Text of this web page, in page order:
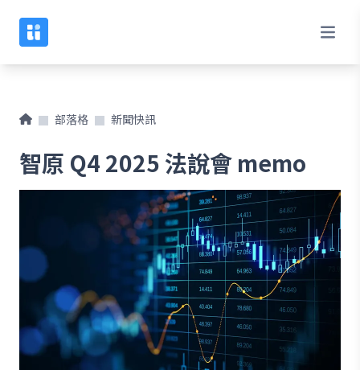
部落格 新聞快訊
智原 Q4 2025 法說會 memo